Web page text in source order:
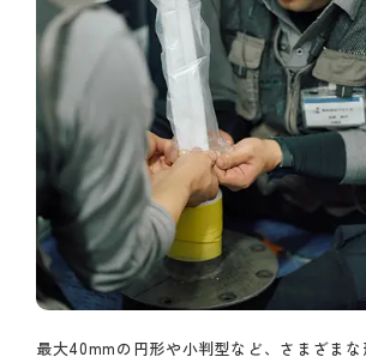
最大40mmの円形や小判型など、さまざま